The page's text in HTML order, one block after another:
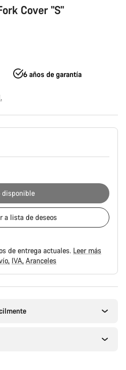
Cover "S"
6 años de garantía
disponible
a lista de deseos
de entrega actuales. Leer más
IVA Aranceles